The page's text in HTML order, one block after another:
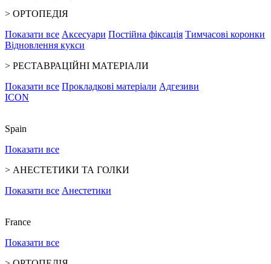
> ОРТОПЕДІЯ
Показати все Аксесуари Постійна фіксація Тимчасові коронки
Відновлення кукси
> РЕСТАВРАЦІЙНІ МАТЕРІАЛИ
Показати все Прокладкові матеріали Адгезиви
ICON
Spain
Показати все
> АНЕСТЕТИКИ ТА ГОЛКИ
Показати все Анестетики
France
Показати все